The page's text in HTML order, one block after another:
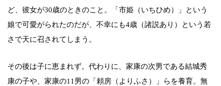
ど、彼女が30歳のときのこと。「市姫（いちひめ）」という
娘で可愛がられたのだが、不幸にも4歳（諸説あり）という若
さで天に召されてしまう。
その後は子に恵まれず。代わりに、家康の次男である結城秀
康の子や、家康の11男の「頼房（よりふさ）」らを養育。無